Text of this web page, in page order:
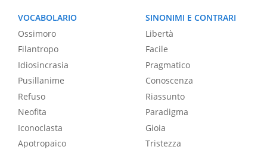
VOCABOLARIO
Ossimoro
Filantropo
Idiosincrasia
Pusillanime
Refuso
Neofita
Iconoclasta
Apotropaico
SINONIMI E CONTRARI
Libertà
Facile
Pragmatico
Conoscenza
Riassunto
Paradigma
Gioia
Tristezza